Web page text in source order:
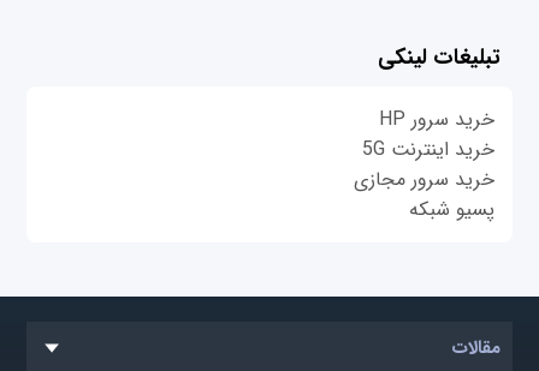
تبلیغات لینکی
خرید سرور HP
خرید اینترنت 5G
خرید سرور مجازی
پسیو شبکه
مقالات